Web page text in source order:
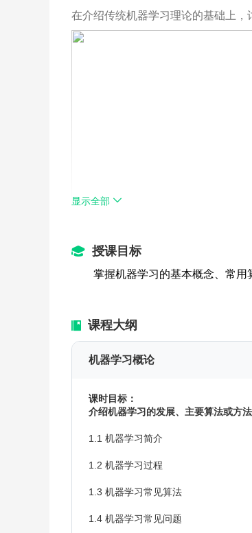
在介绍传统机器学习理论的基础上，
3.学习这门课可以获得什么？
课程目标：理解机器学习的基本原
机器学习是一门理论和实践并重的
的经验和技巧。本课程参阅了大量
深度学习的算法以及应用。课程通
显示全部
授课目标
掌握机器学习的基本概念、常用
课程大纲
机器学习概论
课时目标：
介绍机器学习的发展、主要算法或方
1.1 机器学习简介
1.2 机器学习过程
1.3 机器学习常见算法
1.4 机器学习常见问题